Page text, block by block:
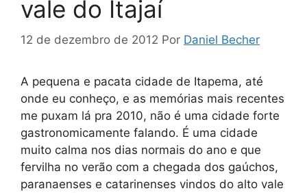
vale do Itajaí
12 de dezembro de 2012 Por Daniel Becher
A pequena e pacata cidade de Itapema, até
onde eu conheço, e as memórias mais recentes
me puxam lá pra 2010, não é uma cidade forte
gastronomicamente falando. É uma cidade
muito calma nos dias normais do ano e que
fervilha no verão com a chegada dos gaúchos,
paranaenses e catarinenses vindos do alto vale